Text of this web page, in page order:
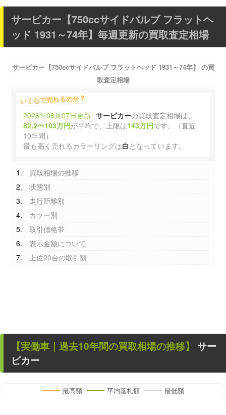
サービカー【750ccサイドバルブ フラットヘ
ッド 1931～74年】毎週更新の買取査定相場
サービカー【750ccサイドバルブ フラットヘッド 1931～74年】 の買
取査定相場
いくらで売れるのか？
2026年08月07日更新 サービカーの買取査定相場は、
82.2〜103万円が平均で、上限は143万円です。（直近
10年間）
最も高く売れるカラーリングは白 となっています。
買取相場の推移
状態別
走行距離別
カラー別
取引価格帯
表示金額について
上位20台の取引額
【実働車 ｜過去10年間の買取相場の推移】 サー
ビカー
最高額 平均落札額 最低額